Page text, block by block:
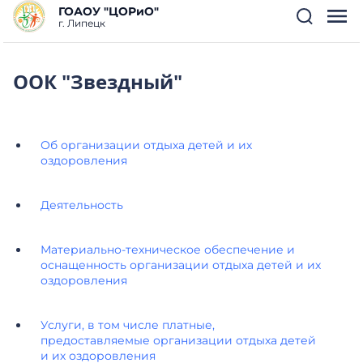
ГОАОУ "ЦОРиО"
г. Липецк
ООК "Звездный"
Об организации отдыха детей и их
оздоровления
Деятельность
Материально-техническое обеспечение и
оснащенность организации отдыха детей и их
оздоровления
Услуги, в том числе платные,
предоставляемые организации отдыха детей
и их оздоровления